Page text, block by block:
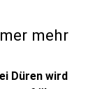
mehr
Düren wird